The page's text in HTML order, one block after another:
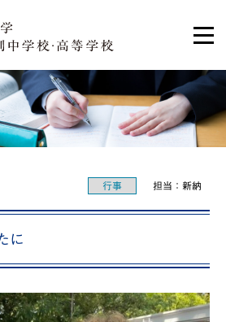
行事 担当：新納
に